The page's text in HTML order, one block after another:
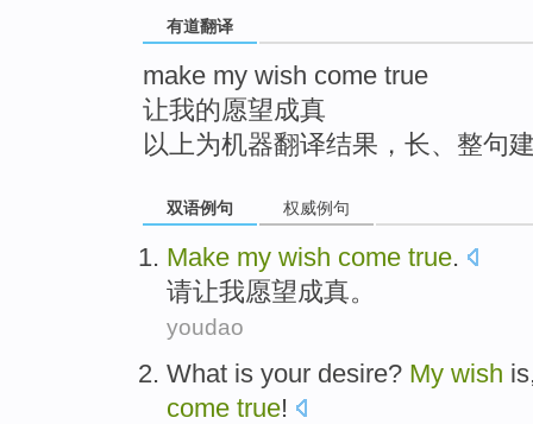
有道翻译
make my wish come true
让我的愿望成真
以上为机器翻译结果，长、整句
双语例句 权威例句
Make my wish come true.
请让我愿望成真。
youdao
What is your desire? My wish
come true!